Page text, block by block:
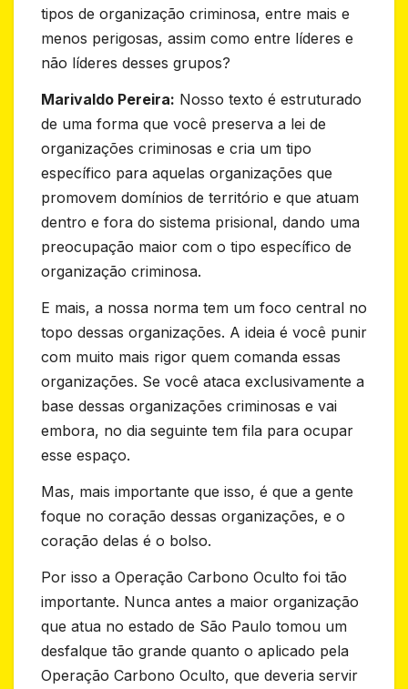
tipos de organização criminosa, entre mais e
menos perigosas, assim como entre líderes e
não líderes desses grupos?
Marivaldo Pereira: Nosso texto é estruturado
de uma forma que você preserva a lei de
organizações criminosas e cria um tipo
específico para aquelas organizações que
promovem domínios de território e que atuam
dentro e fora do sistema prisional, dando uma
preocupação maior com o tipo específico de
organização criminosa.
E mais, a nossa norma tem um foco central no
topo dessas organizações. A ideia é você punir
com muito mais rigor quem comanda essas
organizações. Se você ataca exclusivamente a
base dessas organizações criminosas e vai
embora, no dia seguinte tem fila para ocupar
esse espaço.
Mas, mais importante que isso, é que a gente
foque no coração dessas organizações, e o
coração delas é o bolso.
Por isso a Operação Carbono Oculto foi tão
importante. Nunca antes a maior organização
que atua no estado de São Paulo tomou um
desfalque tão grande quanto o aplicado pela
Operação Carbono Oculto, que deveria servir